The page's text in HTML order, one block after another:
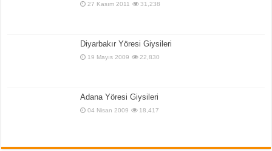
27 Kasım 2011 31,238
Diyarbakır Yöresi Giysileri
19 Mayıs 2009 22,830
Adana Yöresi Giysileri
04 Nisan 2009 18,417